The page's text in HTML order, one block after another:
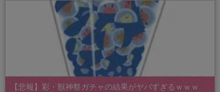
【悲報】彩・獣神祭ガチャの結果がヤバすぎるｗｗｗ